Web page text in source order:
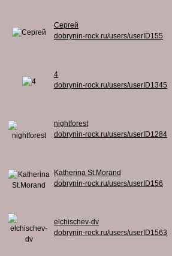
Сергей
dobrynin-rock.ru/users/userID155
4
dobrynin-rock.ru/users/userID1345
nightforest
dobrynin-rock.ru/users/userID1284
Katherina St.Morand
dobrynin-rock.ru/users/userID156
elchischev-dv
dobrynin-rock.ru/users/userID1563